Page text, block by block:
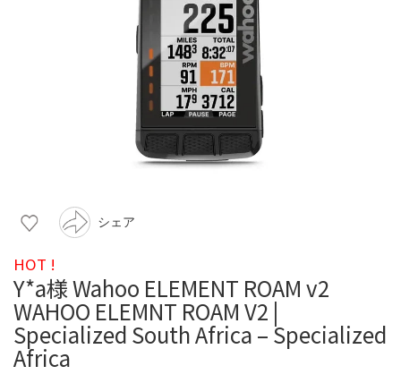
シェア
HOT !
Y*a様 Wahoo ELEMENT ROAM v2
WAHOO ELEMNT ROAM V2 |
Specialized South Africa – Specialized
Africa